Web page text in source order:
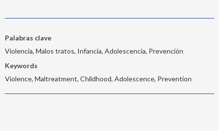
Palabras clave
Violencia, Malos tratos, Infancia, Adolescencia, Prevención
Keywords
Violence, Maltreatment, Childhood, Adolescence, Prevention